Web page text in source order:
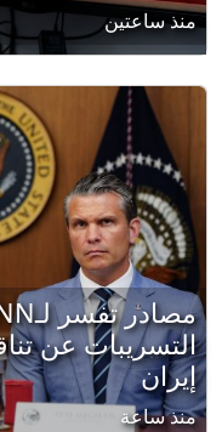
منذ ساعتين
التسريبات عن
إيران
منذ ساعة